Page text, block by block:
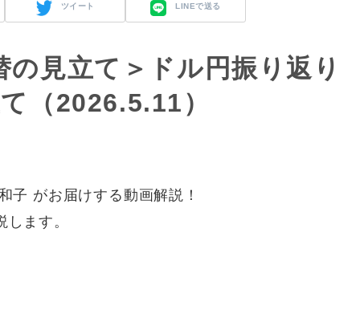
ツイート LINEで送る
見立て＞ドル円振り返り
（2026.5.11）
子 がお届けする動画解説！
ます。